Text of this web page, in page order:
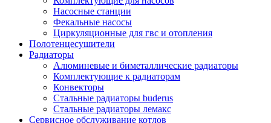
Насосные станции
Фекальные насосы
Циркуляционные для гвс и отопления
Полотенцесушители
Радиаторы
Алюминевые и биметаллические радиаторы
Комплектующие к радиаторам
Конвекторы
Стальные радиаторы buderus
Стальные радиаторы лемакс
Сервисное обслуживание котлов